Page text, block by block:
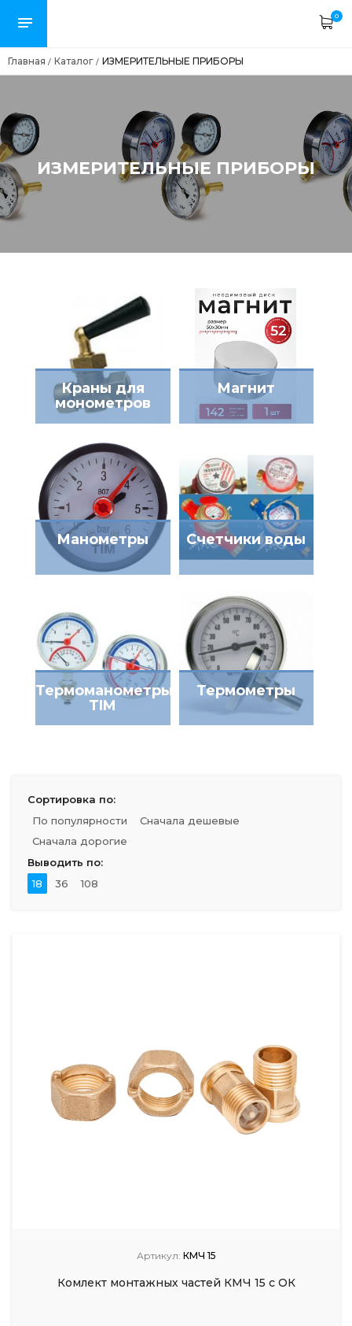
0
Главная / Каталог / ИЗМЕРИТЕЛЬНЫЕ ПРИБОРЫ
ИЗМЕРИТЕЛЬНЫЕ ПРИБОРЫ
Краны для
монометров
Магнит
Манометры Счетчики воды
Термоманометры
TIM
Термометры
Сортировка по:
По популярности
Сначала дешевые
Сначала дорогие
Выводить по:
18
36 108
Артикул: КМЧ 15
Комлект монтажных частей КМЧ 15 с ОК